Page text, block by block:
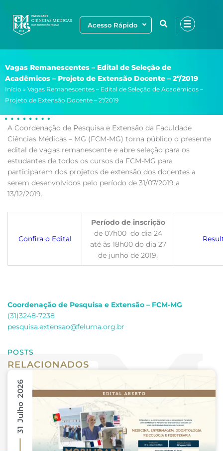
para
Acesso Rápido
Vagas Remanescentes – Edital de Seleção de
Acadêmicos – Projeto de Extensão Docente – 2º/2019
Início » Vagas Remanescentes – Edital de Seleção de Acadêmicos –
Projeto de Extensão Docente – 2º/2019
A Coordenação de Pesquisa e Extensão da Faculdade
Ciências Médicas – MG (FCM-MG) torna público o presente
edital de vagas remanescente e abre seleção para os
estudantes de todos os cursos da FCM-MG para
participarem dos projetos de extensão dos docentes a
serem desenvolvidos pelo período de 31/07/2019 a
13/12/2019.
Confira o Edital
Período de inscrição
de 07h00 do dia 24
até às 18h00 do dia 27
de junho de 2019.
Coordenação de Pesquisa e Extensão – FCM-MG
(31)3248-7238
pesquisa.extensao@feluma.org.br
POSTS
RELACIONADOS
31 Julho 2026